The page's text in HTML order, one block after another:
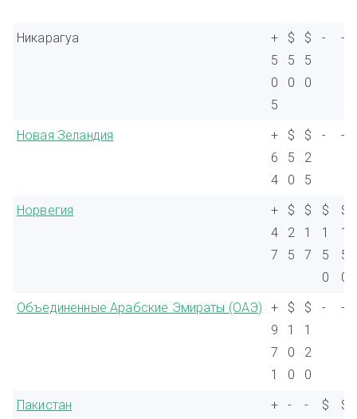
Никарагуа
+
5
0
5
$
5
0
$
5
0
- -
Новая Зеландия
+
6
4
$
5
0
$
2
5
- -
Норвегия
+
4
7
$
2
5
$
1
7
$
1
5
0
$
1
5
0
Объединенные Арабские Эмираты (ОАЭ)
+
9
7
1
$
1
0
0
$
1
2
0
- -
Пакистан
+
- -
$
$